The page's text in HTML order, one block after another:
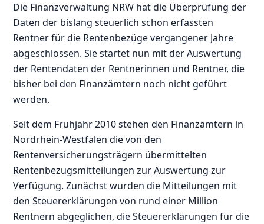
Die Finanzverwaltung NRW hat die Überprüfung der
Daten der bislang steuerlich schon erfassten
Rentner für die Rentenbezüge vergangener Jahre
abgeschlossen. Sie startet nun mit der Auswertung
der Rentendaten der Rentnerinnen und Rentner, die
bisher bei den Finanzämtern noch nicht geführt
werden.
Seit dem Frühjahr 2010 stehen den Finanzämtern in
Nordrhein-Westfalen die von den
Rentenversicherungsträgern übermittelten
Rentenbezugsmitteilungen zur Auswertung zur
Verfügung. Zunächst wurden die Mitteilungen mit
den Steuererklärungen von rund einer Million
Rentnern abgeglichen, die Steuererklärungen für die